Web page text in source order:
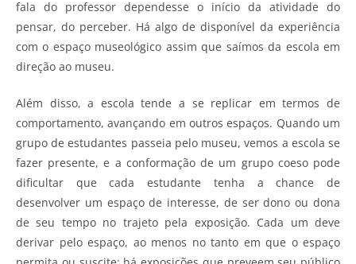
fala do professor dependesse o início da atividade do
pensar, do perceber. Há algo de disponível da experiência
com o espaço museológico assim que saímos da escola em
direção ao museu.
Além disso, a escola tende a se replicar em termos de
comportamento, avançando em outros espaços. Quando um
grupo de estudantes passeia pelo museu, vemos a escola se
fazer presente, e a conformação de um grupo coeso pode
dificultar que cada estudante tenha a chance de
desenvolver um espaço de interesse, de ser dono ou dona
de seu tempo no trajeto pela exposição. Cada um deve
derivar pelo espaço, ao menos no tanto em que o espaço